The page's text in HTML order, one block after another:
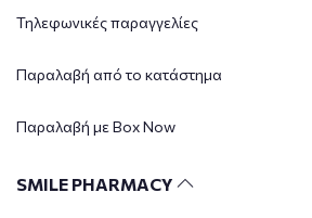
Τηλεφωνικές παραγγελίες
Παραλαβή από το κατάστημα
Παραλαβή με Box Now
SMILE PHARMACY